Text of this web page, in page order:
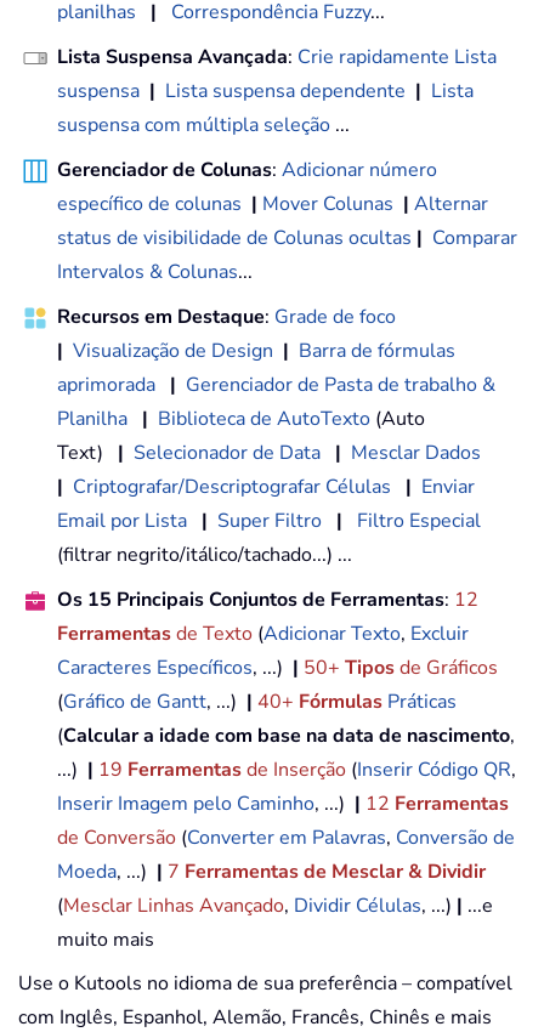
planilhas | Correspondência Fuzzy...
Lista Suspensa Avançada: Crie rapidamente Lista
suspensa | Lista suspensa dependente | Lista
suspensa com múltipla seleção ...
Gerenciador de Colunas: Adicionar número
específico de colunas | Mover Colunas | Alternar
status de visibilidade de Colunas ocultas | Comparar
Intervalos & Colunas...
Recursos em Destaque: Grade de foco
| Visualização de Design | Barra de fórmulas
aprimorada | Gerenciador de Pasta de trabalho &
Planilha | Biblioteca de AutoTexto (Auto
Text) | Selecionador de Data | Mesclar Dados
| Criptografar/Descriptografar Células | Enviar
Email por Lista | Super Filtro |
Filtro Especial
(filtrar negrito/itálico/tachado...) ...
Os 15 Principais Conjuntos de Ferramentas: 12
Ferramentasde Texto (Adicionar Texto, Excluir
Caracteres Específicos, ...) | 50+ Tiposde Gráficos
(Gráfico de Gantt, ...) | 40+ Fórmulas Práticas
(Calcular a idade com base na data de nascimento,
...) | 19 Ferramentasde Inserção (Inserir Código QR,
Inserir Imagem pelo Caminho, ...) | 12 Ferramentas
de Conversão (Converter em Palavras, Conversão de
Moeda, ...) | 7 Ferramentas de Mesclar & Dividir
(Mesclar Linhas Avançado, Dividir Células, ...) | ...e
muito mais
Use o Kutools no idioma de sua preferência – compatível
com Inglês, Espanhol, Alemão, Francês, Chinês e mais